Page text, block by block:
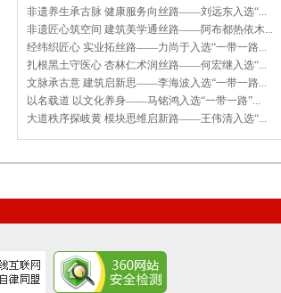
非遗养生承古脉 健康服务向丝路——刘远东入选“...
非遗匠心筑空间 建筑美学通丝路——阿布都热依木...
经纬织匠心 实业拓丝路——力尚于入选“一带一路...
扎根黑土守医心 杏林仁术润丝路——何宏继入选“...
文脉承古意 建筑启新思——李海波入选“一带一路...
以名载道 以文化养身——马铭鸿入选“一带一路”...
大道秩序探岐黄 模块思维启新路——王伟清入选“...